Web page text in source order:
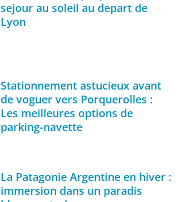
sejour au soleil au depart de
Lyon
Stationnement astucieux avant
de voguer vers Porquerolles :
Les meilleures options de
parking-navette
La Patagonie Argentine en hiver :
immersion dans un paradis